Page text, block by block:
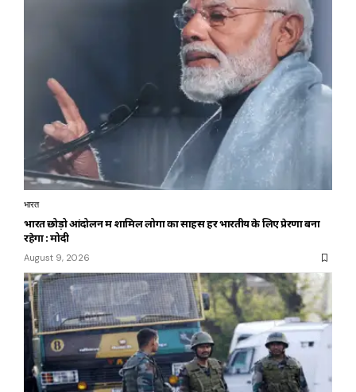
भारत
भारत छोड़ो आंदोलन में शामिल लोगों का साहस हर भारतीय के लिए प्रेरणा बना
रहेगा : मोदी
August 9, 2026